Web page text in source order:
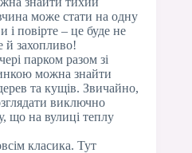
може стати на одну
повірте – це буде не
й захопливо!
парком разом зі
можна знайти
та кущів. Звичайно,
виключно
що на вулиці теплу
класика. Тут